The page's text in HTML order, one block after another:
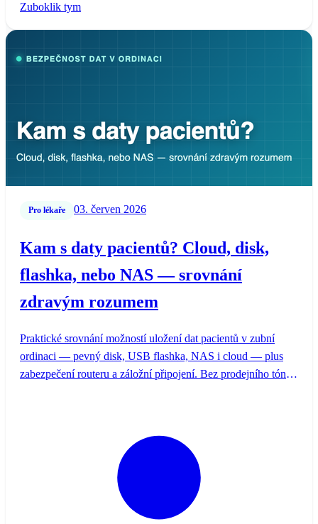
Zuboklik tym
Pro lékaře 03. červen 2026
Kam s daty pacientů? Cloud, disk,
flashka, nebo NAS — srovnání
zdravým rozumem
Praktické srovnání možností uložení dat pacientů v zubní
ordinaci — pevný disk, USB flashka, NAS i cloud — plus
zabezpečení routeru a záložní připojení. Bez prodejního tónu,